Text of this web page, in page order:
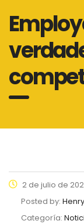
2 de julio de
Posted by:
Categoría: